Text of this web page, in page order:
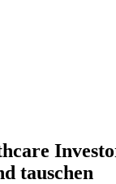
tauschen